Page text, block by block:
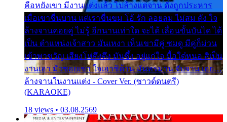
คือหยังเขา มีงานแต่งแล้ว ไปล้างแต่จาน ดั่งถูกประหาร
เมื่อเขาชื่นบาน แต่เราขื่นขม โอ้ รัก ลอยลม ไม่สม ดัง ใจ
ล้างจานคอยคู่ ไม่รู้ อีกนานเท่าใด จะได้ เลื่อนขั้นบันได ได้
เป็น ตำแหน่งเจ้าสาว มันเหงา เห็นเขามีคู่ ซมดู มีคู่ก็ม่วน
เข้าพาขวัญ เสียงโห่ตึงตึง มันซึ้ง อยู่แก่ใจ มื้อใด๋หนอ สิเป็น
งานเฮา มัวซอยเขา ใจเฮาซิด้าน มันทรมาน จับจาน เอย…
ล้างจานในงานแต่ง - Cover Ver. (ซาวด์ดนตรี)
(KARAOKE)
18 views • 03.08.2569